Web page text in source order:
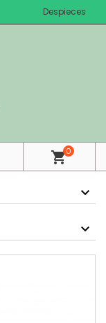
Despieces
shopping_cart0